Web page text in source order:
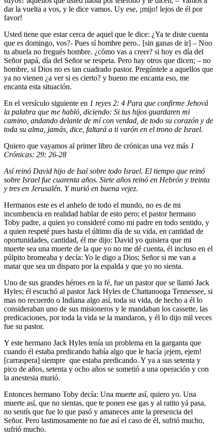
dar la vuelta a vos, y le dice vamos. Uy ese, ¡mijo! lejos de él por
favor!
Usted tiene que estar cerca de aquel que le dice: ¿Ya te diste cuenta
que es domingo, vos?- Pues sí hombre pero.. [sin ganas de ir] – Noo
tu abuela no fregués hombre. ¿cómo vas a creer? si hoy es día del
Señor papá, día del Señor se respeta. Pero hay otros que dicen; – no
hombre, si Dios no es tan cuadrado pastor. Pregúntele a aquellos que
ya no vienen ¿a ver si es cierto? y bueno me encanta eso, me
encanta esta situación.
En el versículo siguiente en 1 reyes 2: 4 Para que confirme Jehová
la palabra que me habló, diciendo: Si tus hijos guardaren mi
camino, andando delante de mí con verdad, de todo su corazón y de
toda su alma, jamás, dice, faltará a ti varón en el trono de Israel.
Quiero que vayamos al primer libro de crónicas una vez más 1
Crónicas: 29: 26-28
Así reinó David hijo de Isaí sobre todo Israel. El tiempo que reinó
sobre Israel fue cuarenta años. Siete años reinó en Hebrón y treinta
y tres en Jerusalén. Y murió en buena vejez.
Hermanos este es el anhelo de todo el mundo, no es de mi
incumbencia en realidad hablar de esto pero; el pastor hermano
Toby padre, a quien yo consideré como mi padre en todo sentido, y
a quien respeté pues hasta el último día de su vida, en cantidad de
oportunidades, cantidad, él me dijo: David yo quisiera que mi
muerte sea una muerte de la que yo no me dé cuenta, él incluso en el
púlpito bromeaba y decía: Yo le digo a Dios; Señor si me van a
matar que sea un disparo por la espalda y que yo no sienta.
Uno de sus grandes héroes en la fé, fue un pastor que se llamó Jack
Hyles; él escuchó al pastor Jack Hyles de Chattanooga Tennessee, si
mas no recuerdo o Indiana algo así, toda su vida, de hecho a él lo
consideraban uno de sus misioneros y le mandaban los cassette, las
predicaciones, por toda la vida se la mandaron, y él lo dijo mil veces
fue su pastor.
Y este hermano Jack Hyles tenía un problema en la garganta que
cuando él estaba predicando había algo que le hacía ¡ejem, ejem!
[carraspera] siempre que estaba predicando. Y ya a sus setenta y
pico de años, setenta y ocho años se sometió a una operación y con
la anestesia murió.
Entonces hermano Toby decía: Una muerte así, quiero yo. Una
muerte así, que no sientas, que te ponen ese gas y al ratito yá pasa,
no sentís que fue lo que pasó y amaneces ante la presencia del
Señor. Pero lastimosamente no fue así el caso de él, sufrió mucho,
sufrió mucho.